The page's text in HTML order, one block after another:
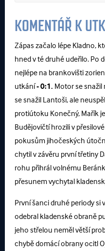
KOMENTÁŘ K
Zápas začalo lépe Kladno,
hned v té druhé udeřilo. Po
nejlépe na brankovišti
utkání- 0:1. Motor se snažil
se snažil Lantoši, ale
protiútoku Konečný, Mařík
Budějovičtí hrozili v
pokusům jihočeských
chytil v závěru první třetiny
rohu přihrál volnému
přesunem vychytal
První šanci druhé periody si
odebral kladenské obraně
jeho střelou neměl větší
chybě domácí obrany ocitl